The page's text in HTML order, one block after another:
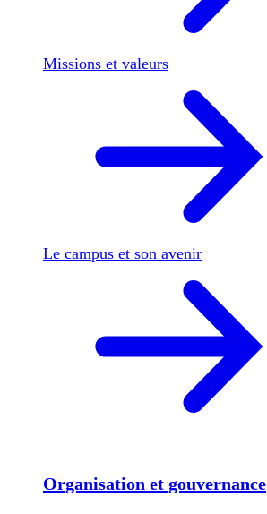
Missions et valeurs
Le campus et son avenir
Organisation et gouvernance